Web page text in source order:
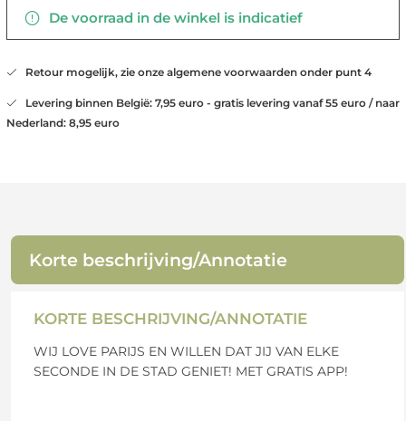
De voorraad in de winkel is indicatief
Retour mogelijk, zie onze algemene voorwaarden onder punt 4
Levering binnen België: 7,95 euro - gratis levering vanaf 55 euro / naar
Nederland: 8,95 euro
Korte beschrijving/Annotatie
KORTE BESCHRIJVING/ANNOTATIE
WIJ LOVE PARIJS EN WILLEN DAT JIJ VAN ELKE
SECONDE IN DE STAD GENIET! MET GRATIS APP!